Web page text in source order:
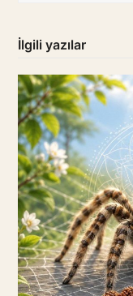
İlgili yazılar